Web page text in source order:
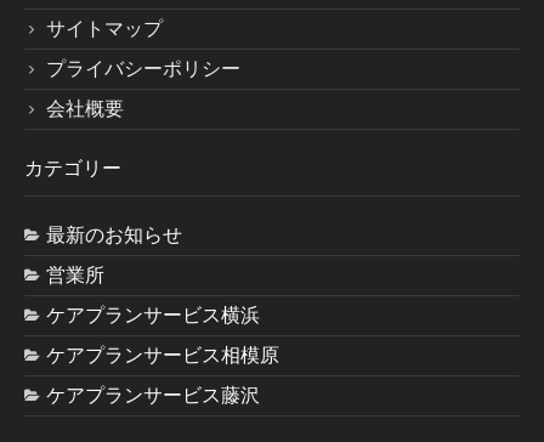
サイトマップ
プライバシーポリシー
会社概要
カテゴリー
最新のお知らせ
営業所
ケアプランサービス横浜
ケアプランサービス相模原
ケアプランサービス藤沢